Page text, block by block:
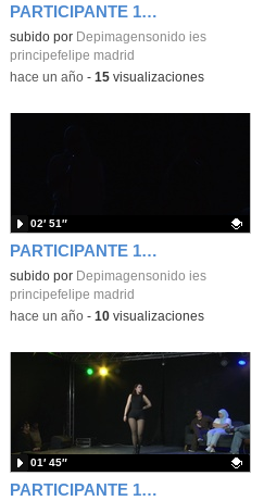
PARTICIPANTE 12. LJEOMA MOLL PIANO
Contenido educativo.
subido por
Depimagensonido ies
principefelipe madrid
-hace un año- 15visualizaciones
PARTICIPANTE 18.-DHOA ZERRAD Y NEDA ESSABANDE
Contenido educativo.
subido por
Depimagensonido ies
principefelipe madrid
02′ 51″
-hace un año- 10visualizaciones
PARTICIPANTE 17 KENAY GONZÁLEZ 1º ILUMIACIÓN
01′ 45″